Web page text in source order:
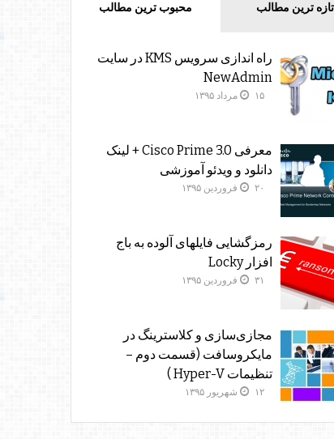
محبوب ترین مطالب تازه ترین مطالب
راه اندازی سرویس KMS در سایت
NewAdmin
۱۵ مرداد ۱۳۹۵
معرفی Cisco Prime 3.0 + لینک
دانلود و ویدئو آموزشی
۲۰ فروردین ۱۳۹۵
رمزگشایی فایلهای آلوده به باج
افزار Locky
۳۱ فروردین ۱۳۹۵
مجازی‌سازی و کلاسترینگ‌ در
مایکروسافت (قسمت دوم –
تنظیمات Hyper-V )
۱۲ شهریور ۱۳۹۵